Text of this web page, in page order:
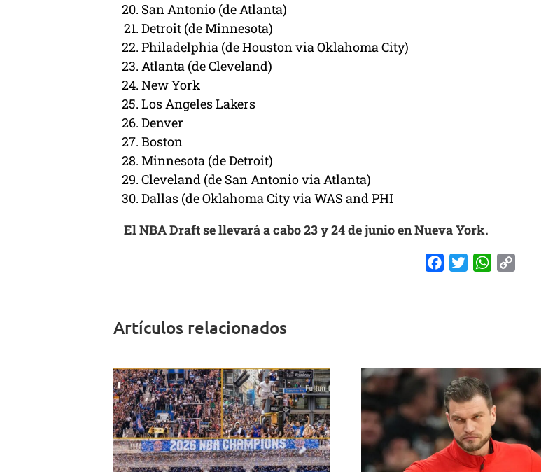
San Antonio (de Atlanta)
Detroit (de Minnesota)
Philadelphia (de Houston via Oklahoma City)
Atlanta (de Cleveland)
New York
Los Angeles Lakers
Denver
Boston
Minnesota (de Detroit)
Cleveland (de San Antonio via Atlanta)
Dallas (de Oklahoma City via WAS and PHI
El NBA Draft se llevará a cabo 23 y 24 de junio en Nueva York.
FacebookTwitterWhatsApp
Artículos relacionados